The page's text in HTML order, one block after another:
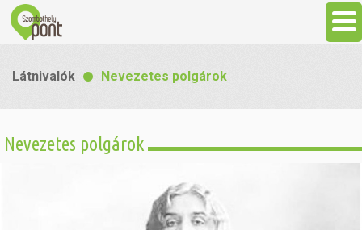
Látnivalók
Látnivalók Nevezetes polgárok
Nevezetes polgárok